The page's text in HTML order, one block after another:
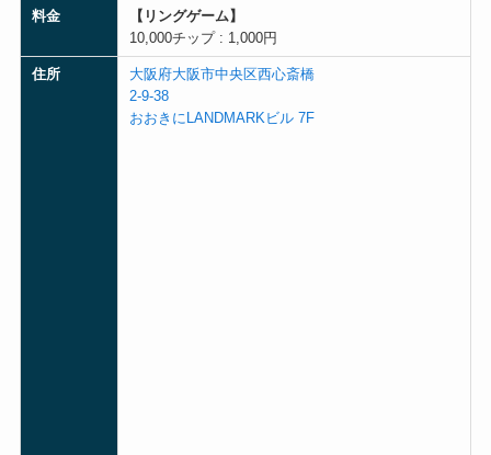
料金
【リングゲーム】
10,000チップ : 1,000円
住所
大阪府大阪市中央区西心斎橋
2-9-38
おおきにLANDMARKビル 7F